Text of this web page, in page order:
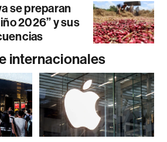
se preparan
2026” y sus
internacionales